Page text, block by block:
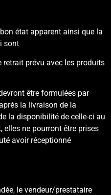
état apparent ainsi que la
sont
retrait prévu avec les produits
être formulées par
la livraison de la
la disponibilité de celle-ci au
elles ne pourront être prises
avoir réceptionné
le vendeur/prestataire